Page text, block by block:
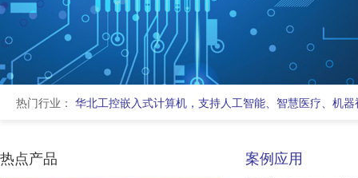
热门行业： 华北工控嵌入式计算机，支持人工智能、智慧医疗、机
热点产品 案例应用